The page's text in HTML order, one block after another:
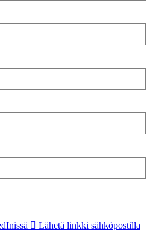
Lähetä linkki sähköpostilla